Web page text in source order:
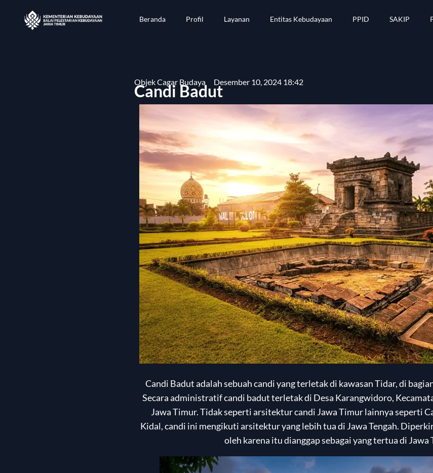
Beranda Profil Layanan Entitas Kebudayaan PPID SAKIP
Objek Cagar Budaya Desember 10, 2024 18:42
Candi Badut
Candi Badut adalah sebuah candi yang terletak di kawasan Tidar, di
Secara administratif candi badut terletak di Desa Karangwidoro,
Jawa Timur. Tidak seperti arsitektur candi Jawa Timur lainnya seperti
Kidal, candi ini mengikuti arsitektur yang lebih tua di Jawa Tengah.
oleh karena itu dianggap sebagai yang tertua di Jawa